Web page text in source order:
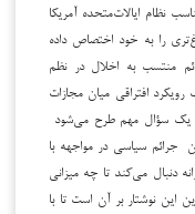
نشان داد که به‌تناسب نظام ایالات‌متحده آمریکا
را به خود اختصاص داده
منتسب به اخلال در نظم
افتراقی میان مجازات
یک سؤال مهم طرح می‌شود
جرائم سیاسی در مواجهه با
دنبال می‌کند تا چه میزانی
این نوشتار بر آن است تا با